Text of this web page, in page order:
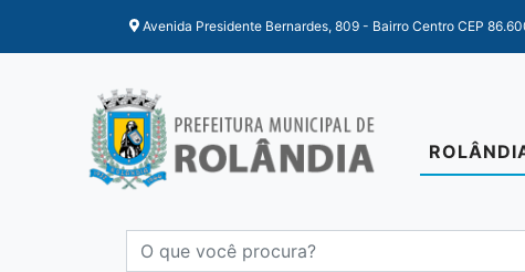
Avenida Presidente Bernardes, 809 - Bairro Centro CEP